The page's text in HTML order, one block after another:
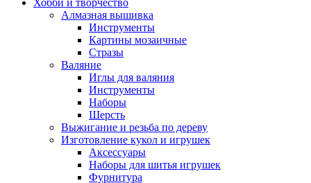
Хобби и творчество
Алмазная вышивка
Инструменты
Картины мозаичные
Стразы
Валяние
Иглы для валяния
Инструменты
Наборы
Шерсть
Выжигание и резьба по дереву
Изготовление кукол и игрушек
Аксессуары
Наборы для шитья игрушек
Фурнитура